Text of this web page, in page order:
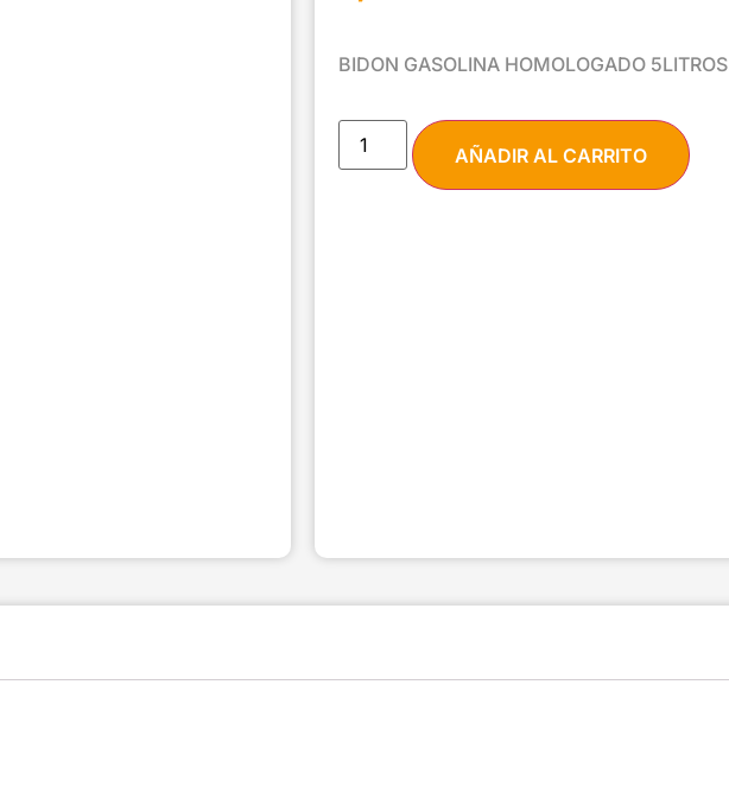
BIDON GASOLINA HOMOLOGADO 5LITROS
AÑADIR AL CARRITO